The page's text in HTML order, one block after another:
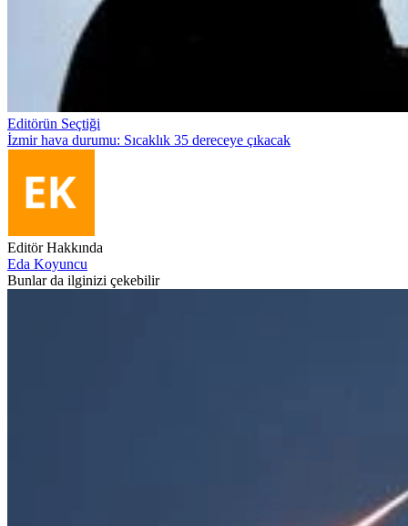
Editörün Seçtiği
İzmir hava durumu: Sıcaklık 35 dereceye çıkacak
Editör Hakkında
Eda Koyuncu
Bunlar da ilginizi çekebilir